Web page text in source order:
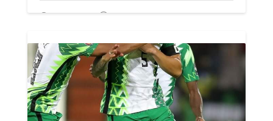
20/01/22 Par MenouActu 2